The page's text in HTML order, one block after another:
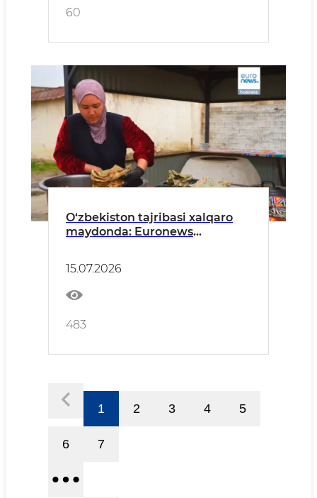
60
O‘zbekiston tajribasi xalqaro
maydonda: Euronews
islohotlarini yoritdi
15.07.2026
483
1 2 3 4 5
6 7